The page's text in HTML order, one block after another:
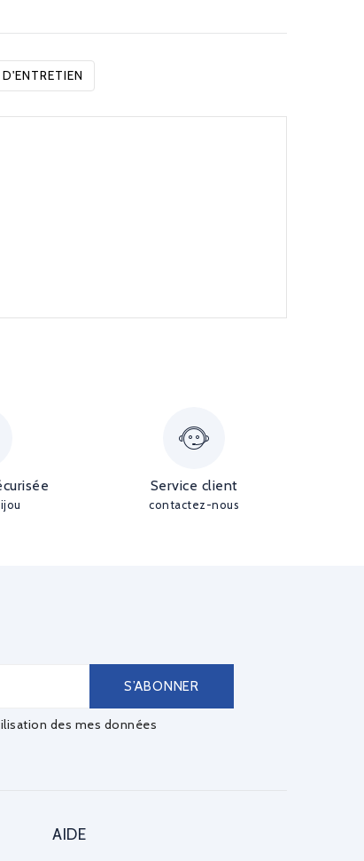
Service client
contactez-nous
des mes données
AIDE